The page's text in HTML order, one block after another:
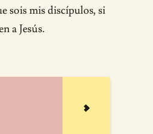
sois mis discípulos, si
a Jesús.